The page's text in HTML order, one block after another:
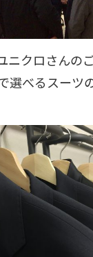
ニクロさんの
選べるスーツ